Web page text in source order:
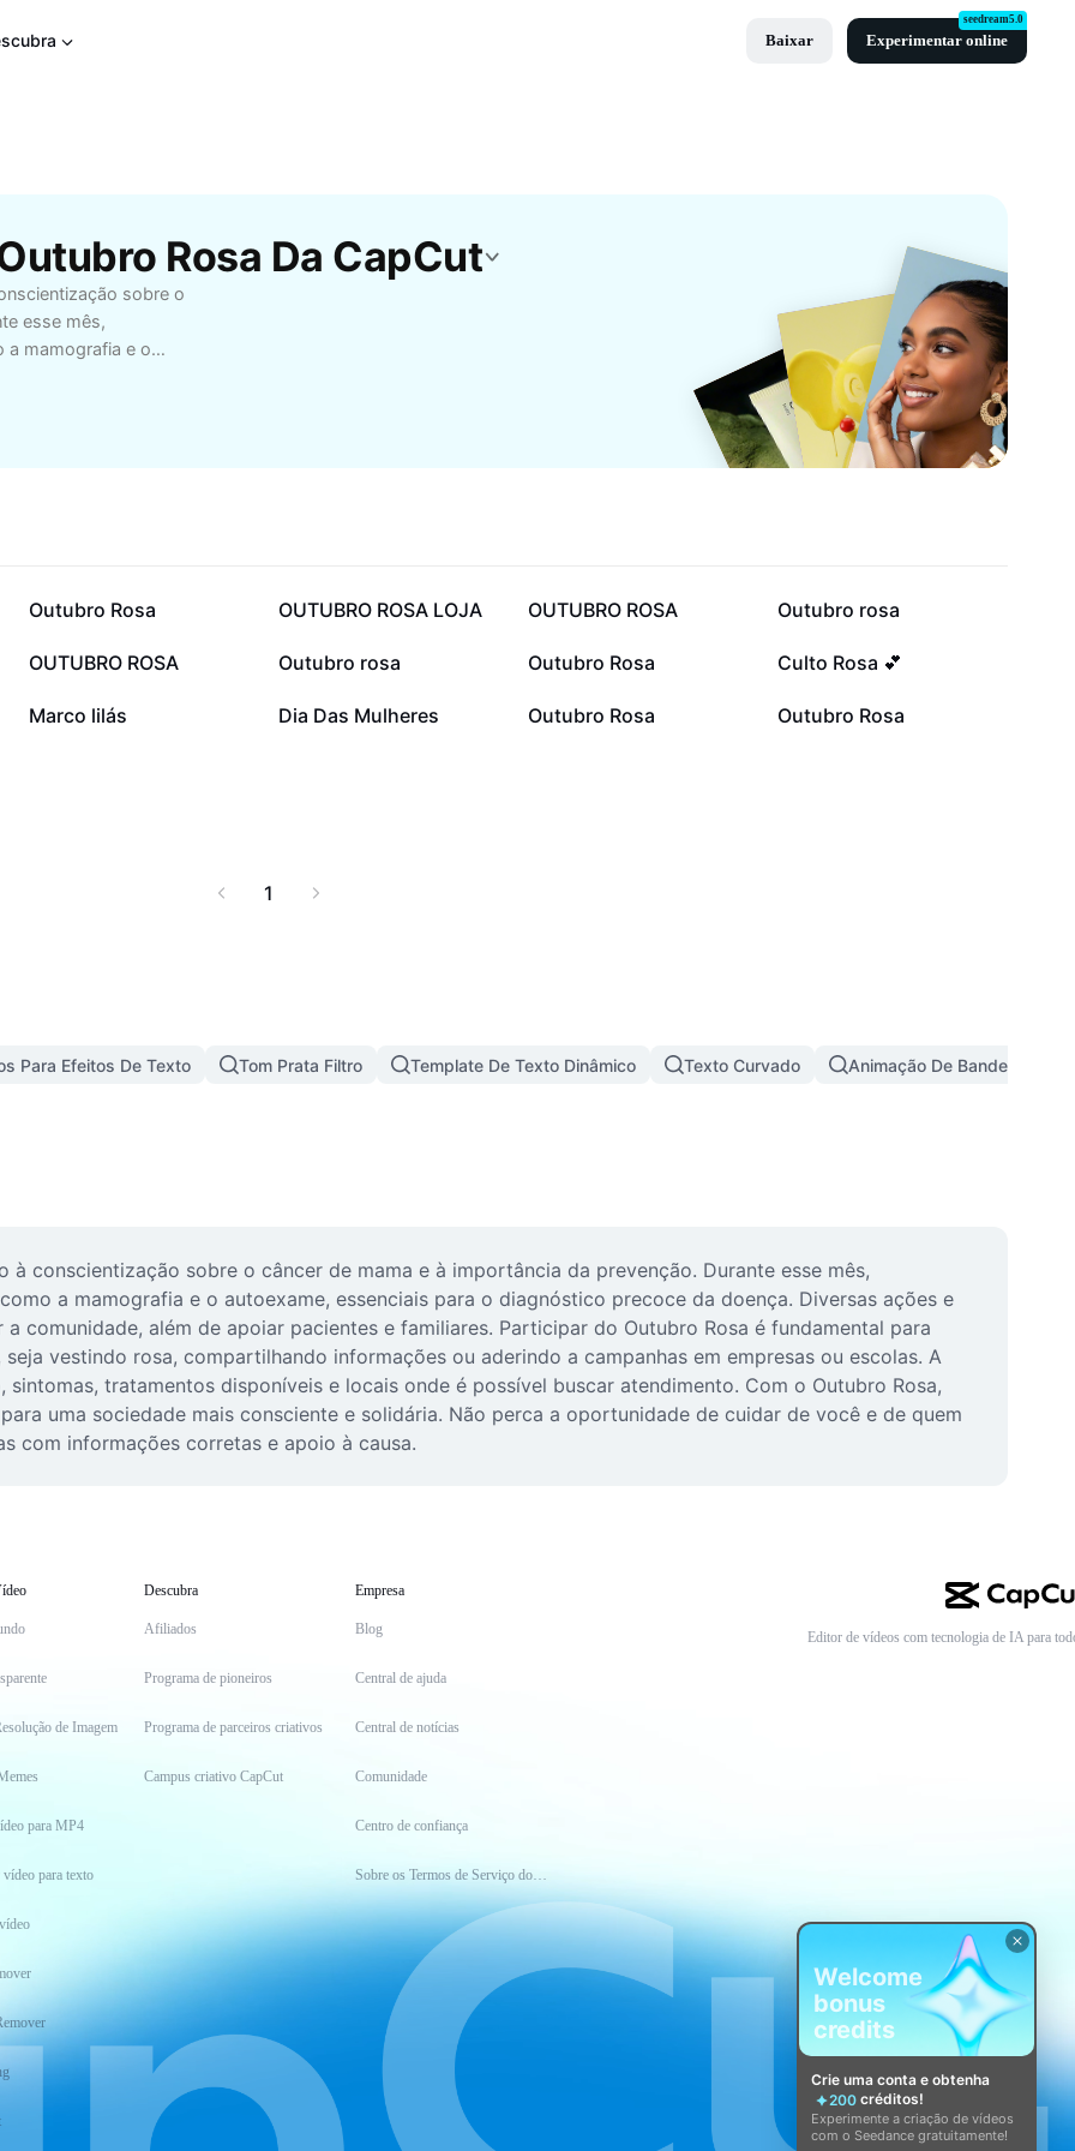
Baixar Experimentar online
seedream5.0
Rosa Da CapCut
sobre o
esse mês,
a mamografia e o
a comunidade,
fatores de risco,
buscar
a redução da
Não perca a
se, previna-se e
à causa.
23,9 mil
Outubro Rosa 11,4 mil
OUTUBRO ROSA LOJA 10,1 mil
OUTUBRO ROSA 8,8 mil
Outubro rosa
3,6 mil
OUTUBRO ROSA 1,9 mil
Outubro rosa 1,6 mil
Outubro Rosa 1,4 mil
Culto Rosa 💕
801
Marco lilás 783
Dia Das Mulheres 715
Outubro Rosa 539
Outubro Rosa
1
Para Efeitos De Texto Tom Prata Filtro Template De Texto Dinâmico Texto Curvado Animação De Bandeira
à conscientização sobre o câncer de mama e à importância da prevenção. Durante esse mês,
a mamografia e o autoexame, essenciais para o diagnóstico precoce da doença. Diversas ações e
comunidade, além de apoiar pacientes e familiares. Participar do Outubro Rosa é fundamental para
vestindo rosa, compartilhando informações ou aderindo a campanhas em empresas ou escolas. A
tratamentos disponíveis e locais onde é possível buscar atendimento. Com o Outubro Rosa,
uma sociedade mais consciente e solidária. Não perca a oportunidade de cuidar de você e de quem
com informações corretas e apoio à causa.
de Imagem
para MP4
para texto
Descubra
Afiliados
Programa de pioneiros
Programa de parceiros criativos
Campus criativo CapCut
Empresa
Blog
Central de ajuda
Central de notícias
Comunidade
Centro de confiança
Sobre os Termos de Serviço do CapCut
Editor de vídeos com tecnologia de IA para
Welcome
bonus
credits
Crie uma conta e obtenha
200 créditos!
Experimente a criação de vídeos
com o Seedance gratuitamente!